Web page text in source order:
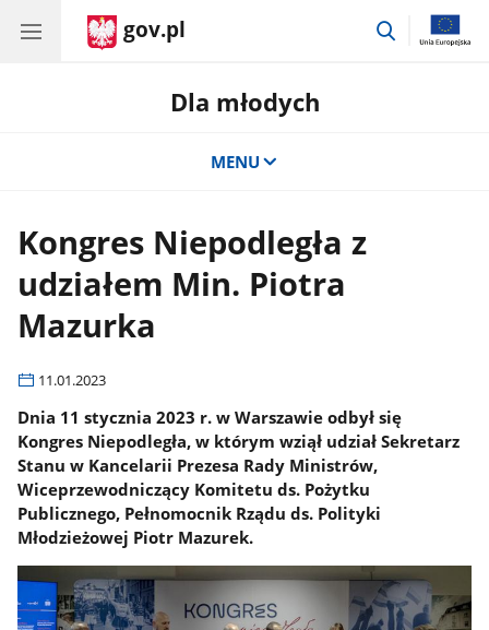
gov.pl
przejdź
Dla młodych
MENU
Kongres Niepodległa z
udziałem Min. Piotra
Mazurka
11.01.2023
Dnia 11 stycznia 2023 r. w Warszawie odbył się
Kongres Niepodległa, w którym wziął udział Sekretarz
Stanu w Kancelarii Prezesa Rady Ministrów,
Wiceprzewodniczący Komitetu ds. Pożytku
Publicznego, Pełnomocnik Rządu ds. Polityki
Młodzieżowej Piotr Mazurek.